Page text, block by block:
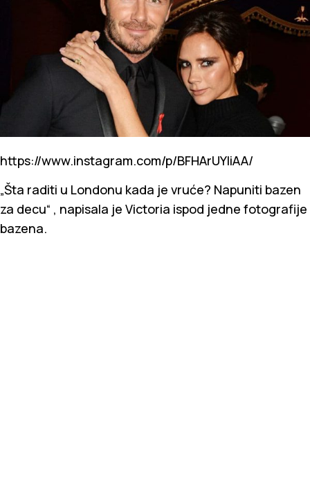
https://www.instagram.com/p/BFHArUYliAA/
„Šta raditi u Londonu kada je vruće? Napuniti bazen
za decu“ , napisala je Victoria ispod jedne fotografije
bazena.